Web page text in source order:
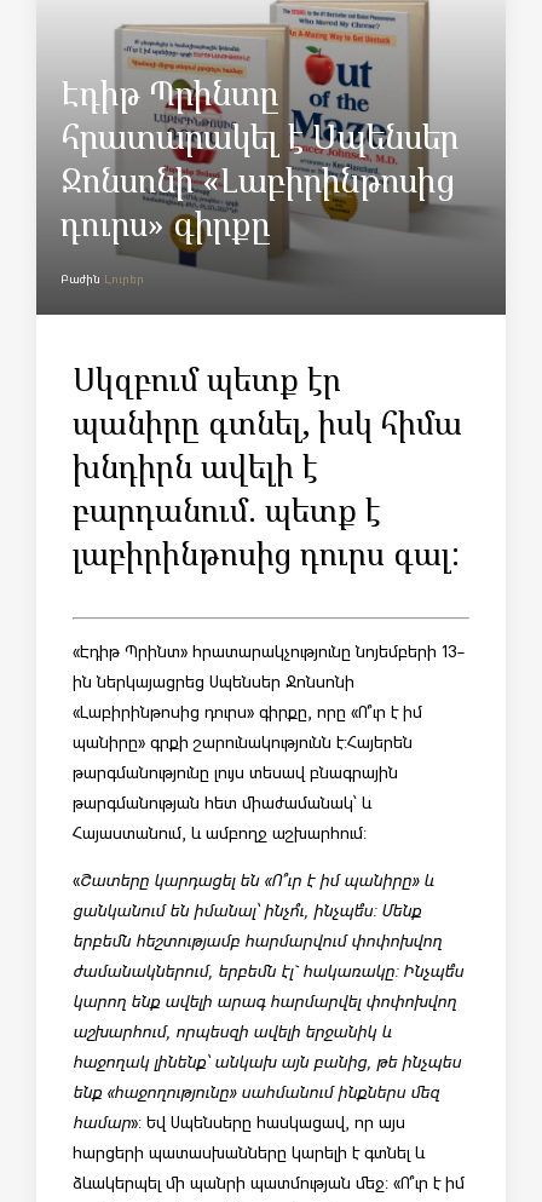
Էդիթ Պրինտը
հրատարակել է Սպենսեր
Ջոնսոնի «Լաբիրինթոսից
դուրս» գիրքը
Բաժին Լուրեր
Սկզբում պետք էր
պանիրը գտնել, իսկ հիմա
խնդիրն ավելի է
բարդանում. պետք է
լաբիրինթոսից դուրս գալ:
«Էդիթ Պրինտ» հրատարակչությունը նոյեմբերի 13-
ին ներկայացրեց Սպենսեր Ջոնսոնի
«Լաբիրինթոսից դուրս» գիրքը, որը «Ո՞ւր է իմ
պանիրը» գրքի շարունակությունն է: Հայերեն
թարգմանությունը լույս տեսավ բնագրային
թարգմանության հետ միաժամանակ՝ և
Հայաստանում, և ամբողջ աշխարհում:
«Շատերը կարդացել են «Ո՞ւր է իմ պանիրը» և
ցանկանում են իմանալ՝ ինչո՞ւ, ինչպե՞ս: Մենք
երբեմն հեշտությամբ հարմարվում փոփոխվող
ժամանակներում, երբեմն էլ` հակառակը: Ինչպե՞ս
կարող ենք ավելի արագ հարմարվել փոփոխվող
աշխարհում, որպեսզի ավելի երջանիկ և
հաջողակ լինենք՝ անկախ այն բանից, թե ինչպես
ենք «հաջողությունը» սահմանում ինքներս մեզ
համար»: Եվ Սպենսերը հասկացավ, որ այս
հարցերի պատասխանները կարելի է գտնել և
ձևակերպել մի պանրի պատմության մեջ: «Ո՞ւր է իմ